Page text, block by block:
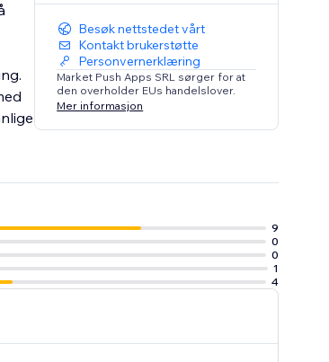
Besøk nettstedet vårt
Kontakt brukerstøtte
Personvernerklæring
Market Push Apps SRL sørger for at
den overholder EUs handelslover.
Mer informasjon
9
0
0
1
4